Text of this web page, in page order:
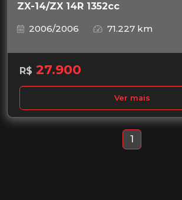
ZX-14/ZX 14R 1352cc
2006/2006
71.227 km
R$ 27.900
Ver mais
1